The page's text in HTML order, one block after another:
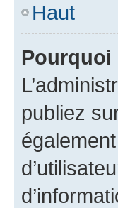
Haut
Pourquoi
publiez